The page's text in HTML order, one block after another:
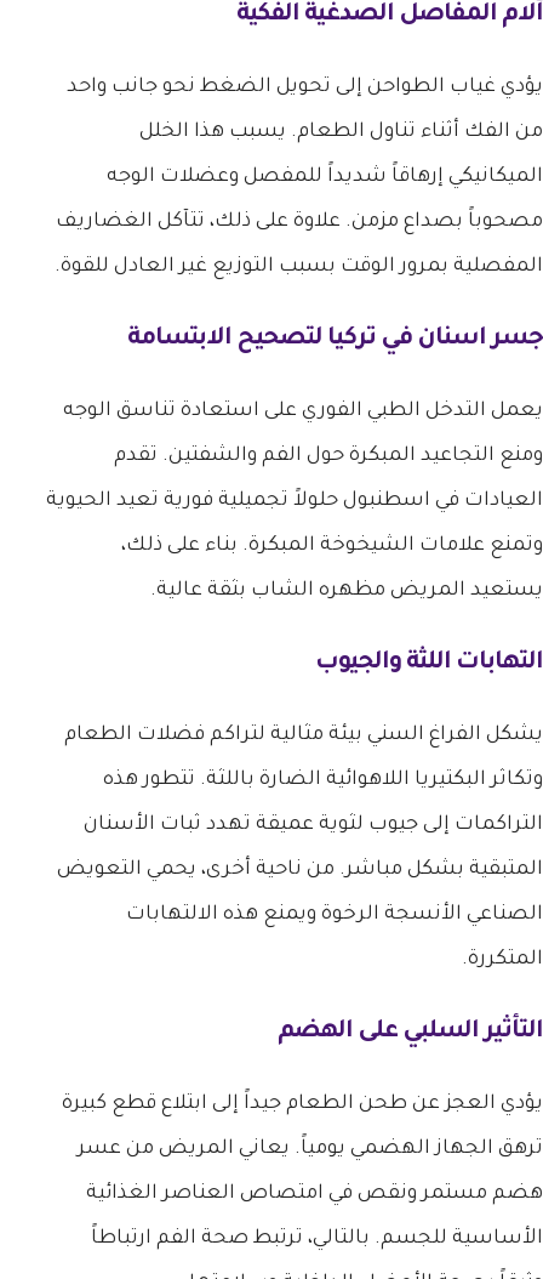
آلام المفاصل الصدغية الفكية
يؤدي غياب الطواحن إلى تحويل الضغط نحو جانب واحد
من الفك أثناء تناول الطعام. يسبب هذا الخلل
الميكانيكي إرهاقاً شديداً للمفصل وعضلات الوجه
مصحوباً بصداع مزمن. علاوة على ذلك، تتآكل الغضاريف
المفصلية بمرور الوقت بسبب التوزيع غير العادل للقوة.
جسر اسنان في تركيا لتصحيح الابتسامة
يعمل التدخل الطبي الفوري على استعادة تناسق الوجه
ومنع التجاعيد المبكرة حول الفم والشفتين. تقدم
العيادات في اسطنبول حلولاً تجميلية فورية تعيد الحيوية
وتمنع علامات الشيخوخة المبكرة. بناء على ذلك،
يستعيد المريض مظهره الشاب بثقة عالية.
التهابات اللثة والجيوب
يشكل الفراغ السني بيئة مثالية لتراكم فضلات الطعام
وتكاثر البكتيريا اللاهوائية الضارة باللثة. تتطور هذه
التراكمات إلى جيوب لثوية عميقة تهدد ثبات الأسنان
المتبقية بشكل مباشر. من ناحية أخرى، يحمي التعويض
الصناعي الأنسجة الرخوة ويمنع هذه الالتهابات
المتكررة.
التأثير السلبي على الهضم
يؤدي العجز عن طحن الطعام جيداً إلى ابتلاع قطع كبيرة
ترهق الجهاز الهضمي يومياً. يعاني المريض من عسر
هضم مستمر ونقص في امتصاص العناصر الغذائية
الأساسية للجسم. بالتالي، ترتبط صحة الفم ارتباطاً